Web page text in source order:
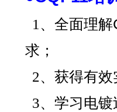
1、 全面理解
求 ；
2、 获得有效
3、 学习电